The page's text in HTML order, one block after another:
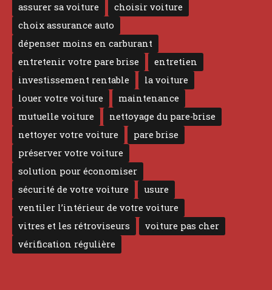
assurer sa voiture
choisir voiture
choix assurance auto
dépenser moins en carburant
entretenir votre pare brise
entretien
investissement rentable
la voiture
louer votre voiture
maintenance
mutuelle voiture
nettoyage du pare-brise
nettoyer votre voiture
pare brise
préserver votre voiture
solution pour économiser
sécurité de votre voiture
usure
ventiler l’intérieur de votre voiture
vitres et les rétroviseurs
voiture pas cher
vérification régulière